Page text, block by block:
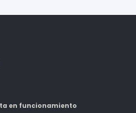
en funcionamiento